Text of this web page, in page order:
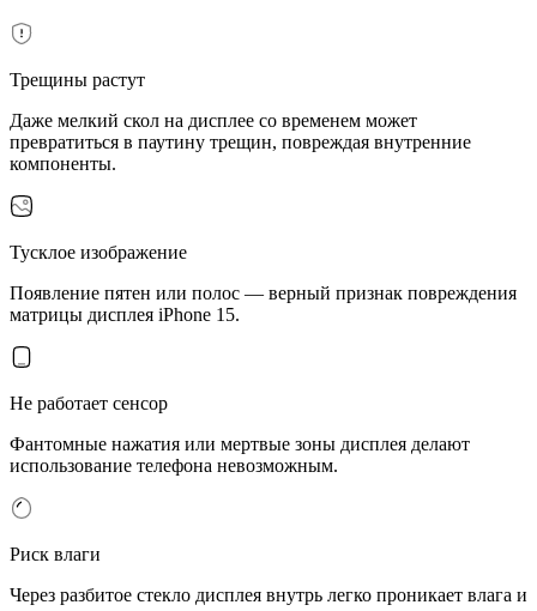
Трещины растут
Даже мелкий скол на дисплее со временем может
превратиться в паутину трещин, повреждая внутренние
компоненты.
Тусклое изображение
Появление пятен или полос — верный признак повреждения
матрицы дисплея iPhone 15.
Не работает сенсор
Фантомные нажатия или мертвые зоны дисплея делают
использование телефона невозможным.
Риск влаги
Через разбитое стекло дисплея внутрь легко проникает влага и